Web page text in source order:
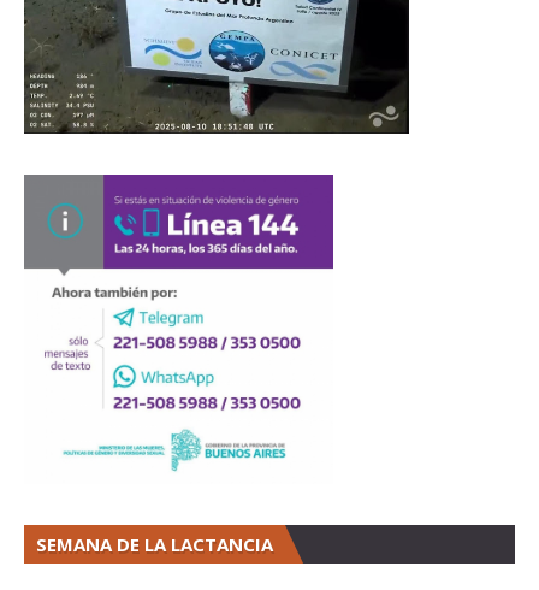
SEMANA DE LA LACTANCIA